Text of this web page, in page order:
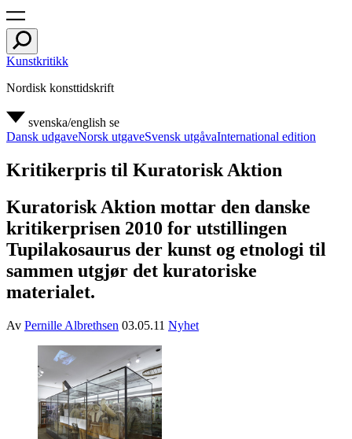
Kunstkritikk
Nordisk konsttidskrift
svenska/english se
Dansk udgaveNorsk utgaveSvensk utgåvaInternational edition
Kritikerpris til Kuratorisk Aktion
Kuratorisk Aktion mottar den danske
kritikerprisen 2010 for utstillingen
Tupilakosaurus der kunst og etnologi til
sammen utgjør det kuratoriske
materialet.
Av Pernille Albrethsen 03.05.11 Nyhet